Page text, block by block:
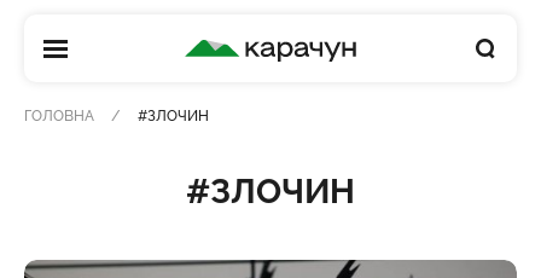
КАРАЧУН
ГОЛОВНА #ЗЛОЧИН
#ЗЛОЧИН